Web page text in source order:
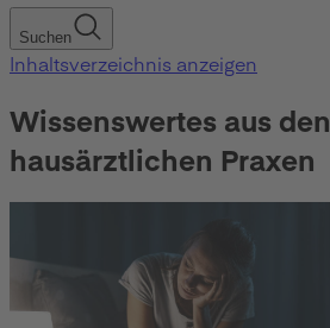
Suchen
Inhaltsverzeichnis anzeigen
Wissenswertes aus den
hausärztlichen Praxen